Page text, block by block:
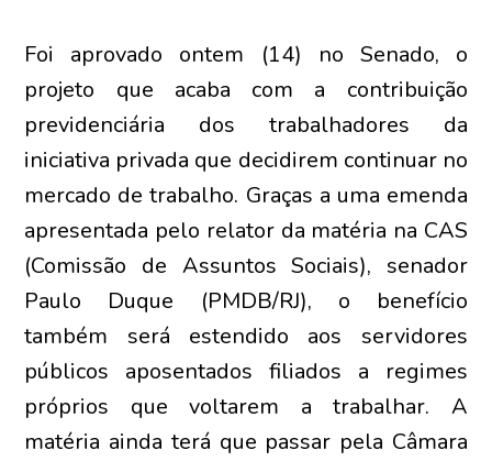
Foi aprovado ontem (14) no Senado, o
projeto que acaba com a contribuição
previdenciária dos trabalhadores da
iniciativa privada que decidirem continuar no
mercado de trabalho. Graças a uma emenda
apresentada pelo relator da matéria na CAS
(Comissão de Assuntos Sociais), senador
Paulo Duque (PMDB/RJ), o benefício
também será estendido aos servidores
públicos aposentados filiados a regimes
próprios que voltarem a trabalhar. A
matéria ainda terá que passar pela Câmara